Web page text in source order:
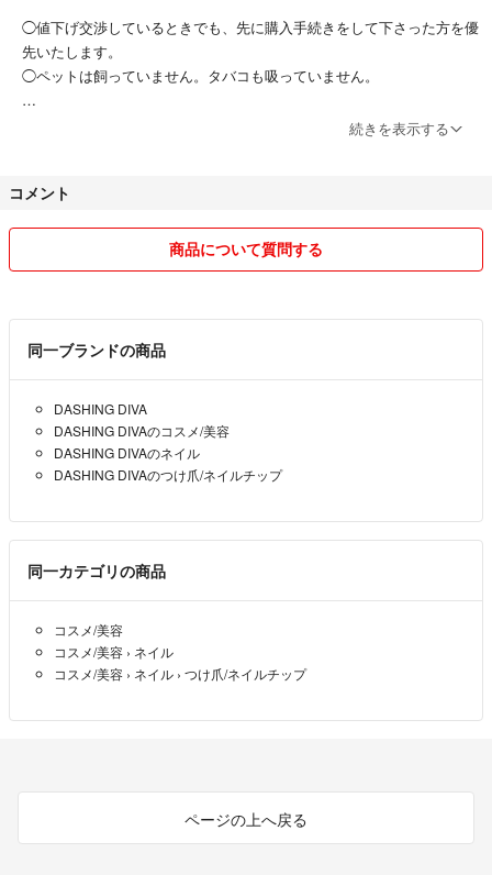
◯値下げ交渉しているときでも、先に購入手続きをして下さった方を優
先いたします。
◯ペットは飼っていません。タバコも吸っていません。
※日本郵便⇔ヤマト運輸を変更する場合があります。
気持ちの良い取引きをしていけたらと思います。
続きを表示する
コメント
商品について質問する
同一ブランドの商品
DASHING DIVA
DASHING DIVAのコスメ/美容
DASHING DIVAのネイル
DASHING DIVAのつけ爪/ネイルチップ
同一カテゴリの商品
コスメ/美容
コスメ/美容 › ネイル
コスメ/美容 › ネイル › つけ爪/ネイルチップ
ページの上へ戻る